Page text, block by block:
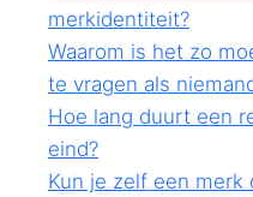
merkidentiteit?
Waarom is het zo
te vragen als
Hoe lang duurt een
eind?
Kun je zelf een merk